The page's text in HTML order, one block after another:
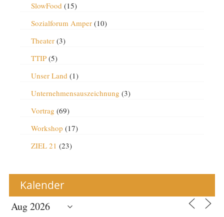
SlowFood (15)
Sozialforum Amper(10)
Theater(3)
TTIP(5)
Unser Land (1)
Unternehmensauszeichnung (3)
Vortrag (69)
Workshop (17)
ZIEL 21 (23)
Kalender